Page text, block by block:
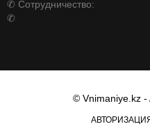
✆ Сотрудничество:
✆
© Vnimaniye.kz -